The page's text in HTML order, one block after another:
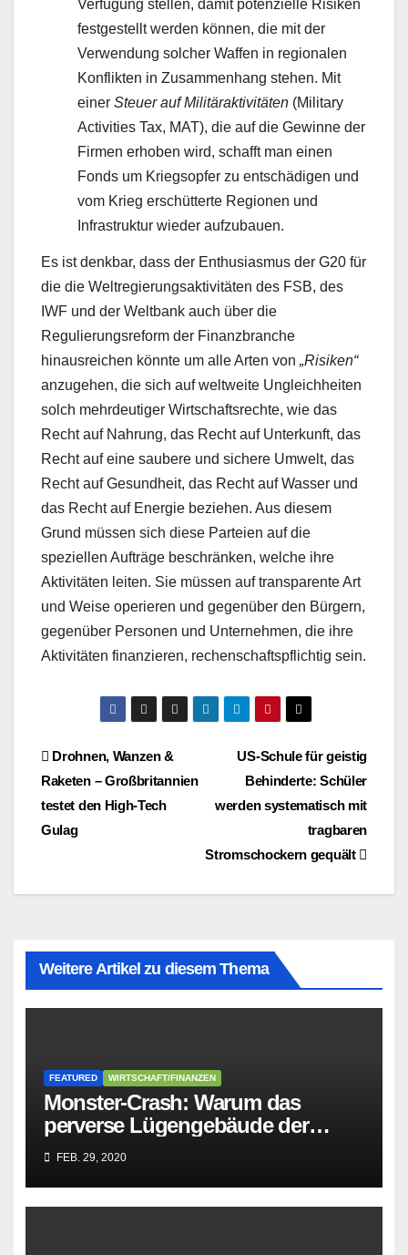
Verfügung stellen, damit potenzielle Risiken
festgestellt werden können, die mit der
Verwendung solcher Waffen in regionalen
Konflikten in Zusammenhang stehen. Mit
einer Steuer auf Militäraktivitäten (Military
Activities Tax, MAT), die auf die Gewinne der
Firmen erhoben wird, schafft man einen
Fonds um Kriegsopfer zu entschädigen und
vom Krieg erschütterte Regionen und
Infrastruktur wieder aufzubauen.
Es ist denkbar, dass der Enthusiasmus der G20 für
die die Weltregierungsaktivitäten des FSB, des
IWF und der Weltbank auch über die
Regulierungsreform der Finanzbranche
hinausreichen könnte um alle Arten von „Risiken“
anzugehen, die sich auf weltweite Ungleichheiten
solch mehrdeutiger Wirtschaftsrechte, wie das
Recht auf Nahrung, das Recht auf Unterkunft, das
Recht auf eine saubere und sichere Umwelt, das
Recht auf Gesundheit, das Recht auf Wasser und
das Recht auf Energie beziehen. Aus diesem
Grund müssen sich diese Parteien auf die
speziellen Aufträge beschränken, welche ihre
Aktivitäten leiten. Sie müssen auf transparente Art
und Weise operieren und gegenüber den Bürgern,
gegenüber Personen und Unternehmen, die ihre
Aktivitäten finanzieren, rechenschaftspflichtig sein.
BeitragsnavigationUS-Schule für geistig
Behinderte: Schüler
werden systematisch mit
tragbaren
Stromschockern gequält
Drohnen, Wanzen &
Raketen – Großbritannien
testet den High-Tech
Gulag
Weitere Artikel zu diesem Thema
FEATURED WIRTSCHAFT/FINANZEN
Monster-Crash: Warum das
perverse Lügengebäude der
Sozialisten in sich
zusammenbricht!
FEB. 29, 2020